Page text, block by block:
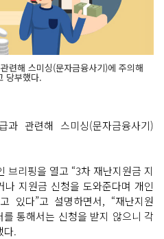
련해 스미싱(문자금융사기)에 주의해
당부했다.
관련해 스미싱(문자금융사기)
브리핑을 열고 “3차 재난지원금 지
지원금 신청을 도와준다며 개인
있다”고 설명하면서, “재난지원
통해서는 신청을 받지 않으니 각
다.